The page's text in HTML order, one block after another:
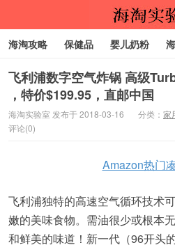
海淘实
海淘攻略 保健品 婴儿奶粉
代购服务
飞利浦数字空气炸锅 高级
，特价$199.95，直邮中国
海淘实验室 发布于 2018-03-16 分类： 家
评论(0)
Amazon热门
飞利浦独特的高速空气循环技术
嫩的美味食物。需油很少或根本
和鲜美的味道！新一代（96开头